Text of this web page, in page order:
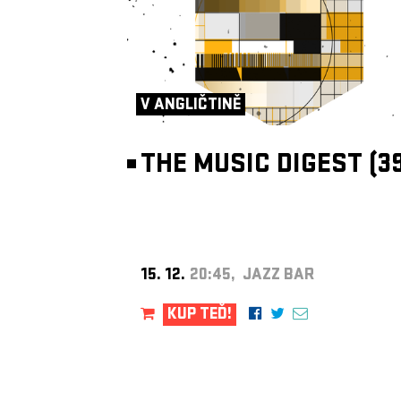
V ANGLIČTINĚ
THE MUSIC DIGEST
15. 12. 20:45, JAZZ BAR
KUP TEĎ!